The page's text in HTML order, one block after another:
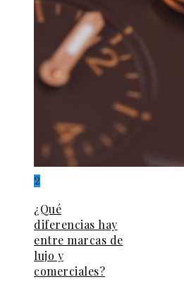
2
¿Qué
diferencias hay
entre marcas de
lujo y
comerciales?